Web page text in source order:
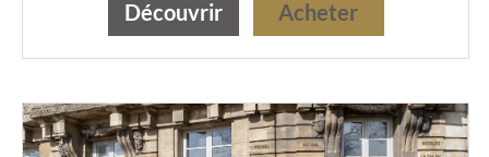
Découvrir Acheter